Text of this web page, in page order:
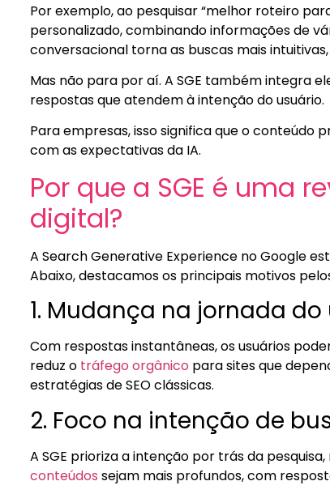
Por exemplo, ao pesquisar “melhor roteiro
personalizado, combinando informações de
conversacional torna as buscas mais
Mas não para por aí. A SGE também integra
respostas que atendem à intenção do usuário.
Para empresas, isso significa que o conteúdo
com as expectativas da IA.
Por que a SGE é uma
digital?
A Search Generative Experience no Google
Abaixo, destacamos os principais motivos
1. Mudança na jornada
Com respostas instantâneas, os usuários
reduz o tráfego orgânico para sites que
estratégias de SEO clássicas.
2. Foco na intenção de
A SGE prioriza a intenção por trás da
conteúdos sejam mais profundos, com